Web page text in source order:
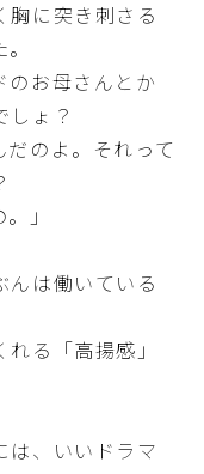
胸に突き刺さる
のお母さんとか
しょ？
のよ。それって
」
んは働いている
る「高揚感」
は、いいドラマ